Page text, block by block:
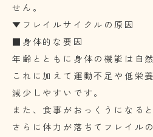
せん。
▼フレイルサイクルの原因
■身体的な要因
年齢とともに身体の機能は自
これに加えて運動不足や低栄
減少しやすいです。
また、食事がおっくうになる
さらに体力が落ちてフレイル